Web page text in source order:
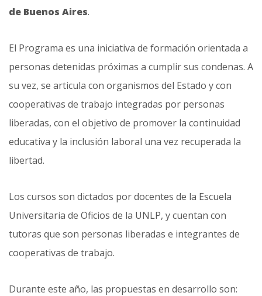
de Buenos Aires.
El Programa es una iniciativa de formación orientada a
personas detenidas próximas a cumplir sus condenas. A
su vez, se articula con organismos del Estado y con
cooperativas de trabajo integradas por personas
liberadas, con el objetivo de promover la continuidad
educativa y la inclusión laboral una vez recuperada la
libertad.
Los cursos son dictados por docentes de la Escuela
Universitaria de Oficios de la UNLP, y cuentan con
tutoras que son personas liberadas e integrantes de
cooperativas de trabajo.
Durante este año, las propuestas en desarrollo son: